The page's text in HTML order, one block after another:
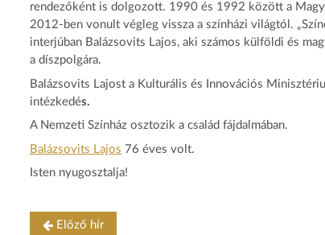
rendezőként is dolgozott. 1990 és 1992 között a
2012-ben vonult végleg vissza a színházi világtól.
interjúban Balázsovits Lajos, aki számos külföldi és
a díszpolgára.
Balázsovits Lajost a Kulturális és Innovációs
intézkedés.
A Nemzeti Színház osztozik a család fájdalmában.
Balázsovits Lajos 76 éves volt.
Isten nyugosztalja!
Előző hír